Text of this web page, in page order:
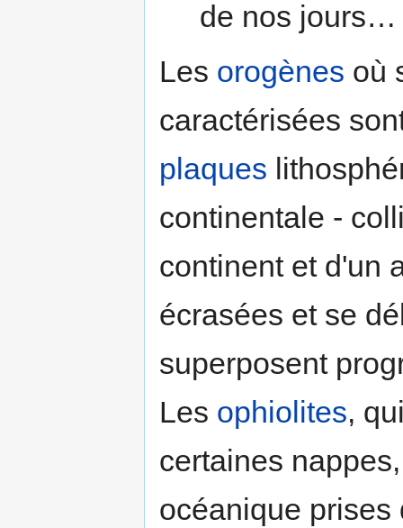
de nos jours…
Les orogènes où
caractérisées
plaques
continentale -
continent et d'un
écrasées et se
superposent
Les ophiolites,
certaines
océanique